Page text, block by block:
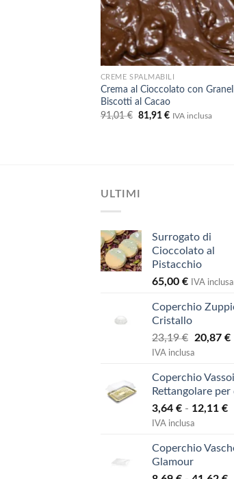
CREME SPALMABILI
Crema al Cioccolato con
Biscotti al Cacao
91,01€ Il
81,91€IlIVA inclusa
ULTIMI
Surrogato di
Cioccolato al
Pistacchio
65,00 € IVA inclusa
Coperchio
Cristallo
23,19€
Il
prezzo
era:
23,19 €.
20,87 €Il
IVA inclusa
Coperchio
Rettangolare per
3,64 € - 12,11 €
IVA inclusa
Coperchio
Glamour